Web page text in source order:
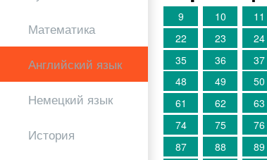
Математика
Английский язык
Немецкий язык
История
9
10 11
22
23 24
35
36 37
48
49 50
61
62 63
74
75 76
87
88 89